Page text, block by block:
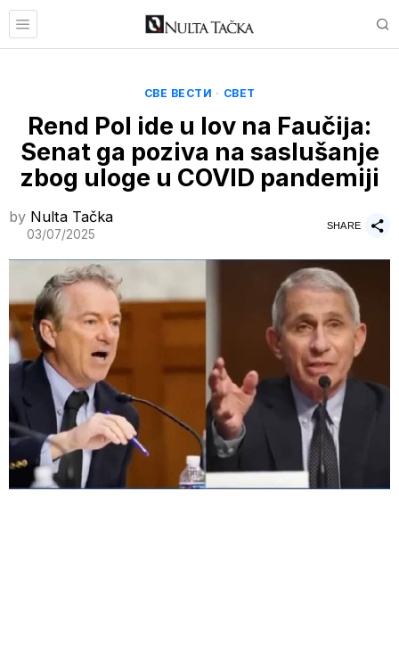
СВЕ ВЕСТИ · СВЕТ
Rend Pol ide u lov na Faučija:
Senat ga poziva na saslušanje
zbog uloge u COVID pandemiji
by Nulta Tačka
03/07/2025
SHARE